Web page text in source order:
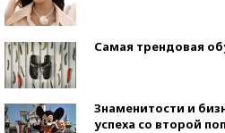
Самая трендовая
Знаменитости и
успеха со второй